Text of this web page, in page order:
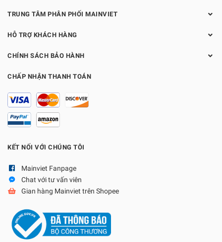
TRUNG TÂM PHÂN PHỐI MAINVIET
HỖ TRỢ KHÁCH HÀNG
CHÍNH SÁCH BẢO HÀNH
CHẤP NHẬN THANH TOÁN
KẾT NỐI VỚI CHÚNG TÔI
Mainviet Fanpage
Chat với tư vấn viên
Gian hàng Mainviet trên Shopee